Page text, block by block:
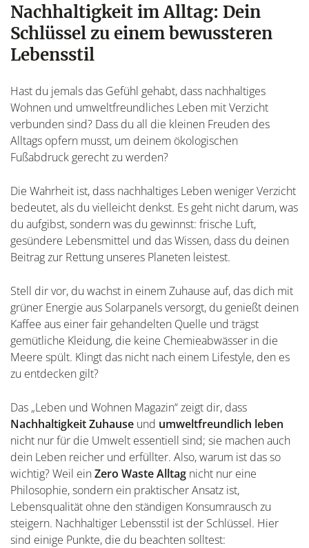
Nachhaltigkeit im Alltag: Dein
Schlüssel zu einem bewussteren
Lebensstil
Hast du jemals das Gefühl gehabt, dass nachhaltiges
Wohnen und umweltfreundliches Leben mit Verzicht
verbunden sind? Dass du all die kleinen Freuden des
Alltags opfern musst, um deinem ökologischen
Fußabdruck gerecht zu werden?
Die Wahrheit ist, dass nachhaltiges Leben weniger Verzicht
bedeutet, als du vielleicht denkst. Es geht nicht darum, was
du aufgibst, sondern was du gewinnst: frische Luft,
gesündere Lebensmittel und das Wissen, dass du deinen
Beitrag zur Rettung unseres Planeten leistest.
Stell dir vor, du wachst in einem Zuhause auf, das dich mit
grüner Energie aus Solarpanels versorgt, du genießt deinen
Kaffee aus einer fair gehandelten Quelle und trägst
gemütliche Kleidung, die keine Chemieabwässer in die
Meere spült. Klingt das nicht nach einem Lifestyle, den es
zu entdecken gilt?
Das „Leben und Wohnen Magazin“ zeigt dir, dass
Nachhaltigkeit Zuhause und umweltfreundlich leben
nicht nur für die Umwelt essentiell sind; sie machen auch
dein Leben reicher und erfüllter. Also, warum ist das so
wichtig? Weil einZero Waste Alltag nicht nur eine
Philosophie, sondern ein praktischer Ansatz ist,
Lebensqualität ohne den ständigen Konsumrausch zu
steigern. Nachhaltiger Lebensstil ist der Schlüssel. Hier
sind einige Punkte, die du beachten solltest: